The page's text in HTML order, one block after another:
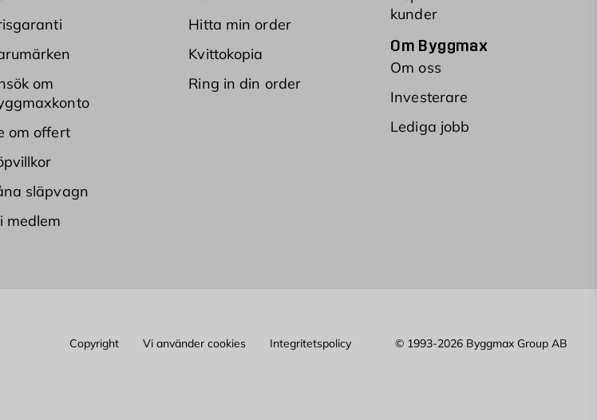
om
om offert
släpvagn
medlem
Hitta min order
Kvittokopia
Ring in din order
kunder
Om Byggmax
Om oss
Investerare
Lediga jobb
Copyright Vi använder cookies Integritetspolicy © 1993-2026 Byggmax Group AB